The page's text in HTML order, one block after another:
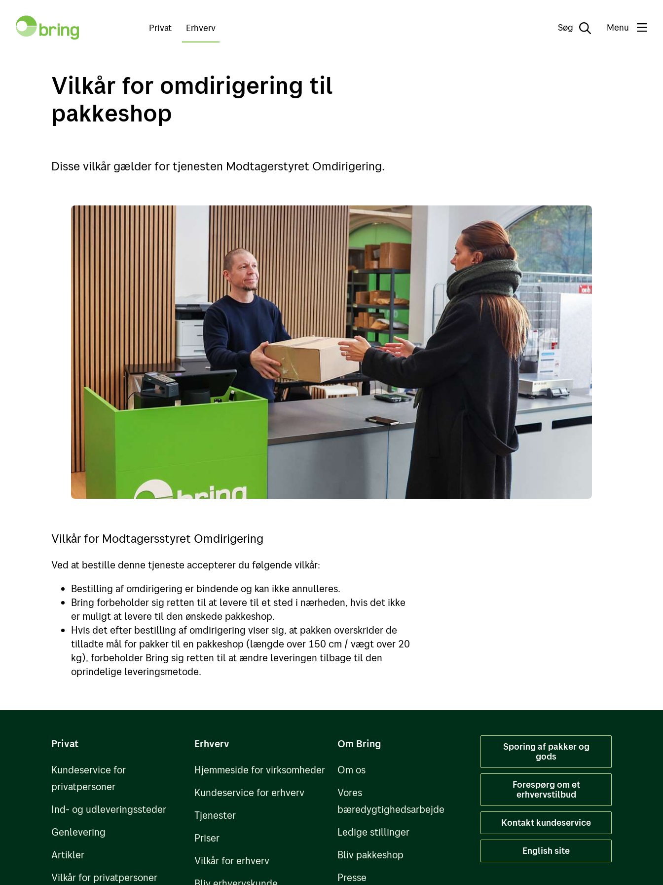
Privat Erhverv Søg Menu
Vilkår for omdirigering til
pakkeshop
Disse vilkår gælder for tjenesten Modtagerstyret Omdirigering.
Vilkår for Modtagersstyret Omdirigering
Ved at bestille denne tjeneste accepterer du følgende vilkår:
Bestilling af omdirigering er bindende og kan ikke annulleres.
Bring forbeholder sig retten til at levere til et sted i nærheden, hvis det ikke
er muligt at levere til den ønskede pakkeshop.
Hvis det efter bestilling af omdirigering viser sig, at pakken overskrider de
tilladte mål for pakker til en pakkeshop (længde over 150 cm / vægt over 20
kg), forbeholder Bring sig retten til at ændre leveringen tilbage til den
oprindelige leveringsmetode.
Privat
Kundeservice for
privatpersoner
Ind- og udleveringssteder
Genlevering
Artikler
Vilkår for privatpersoner
Erhverv
Hjemmeside for virksomheder
Kundeservice for erhverv
Tjenester
Priser
Vilkår for erhverv
Om Bring
Om os
Vores
bæredygtighedsarbejde
Ledige stillinger
Bliv pakkeshop
Presse
Sporing af pakker og
gods
Forespørg om et
erhvervstilbud
Kontakt kundeservice
English site